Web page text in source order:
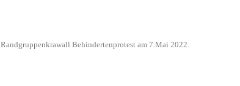
Randgruppenkrawall Behindertenprotest am 7.Mai 2022